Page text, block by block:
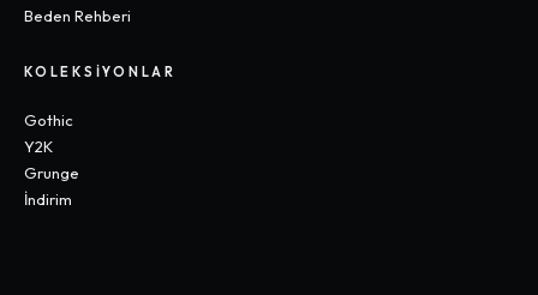
Beden Rehberi
KOLEKSIYONLAR
Gothic
Y2K
Grunge
İndirim